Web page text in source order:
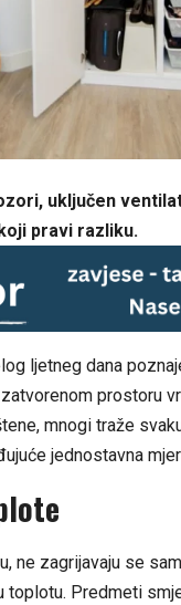
uključen
pravi razliku.
ljetneg dana
prostoru
mnogi traže
jednostavna
ne zagrijavaju se
toplotu. Predmeti